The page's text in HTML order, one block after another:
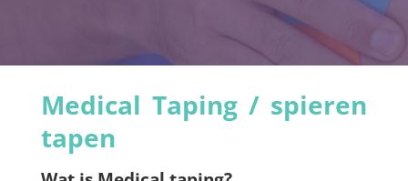
Medical Taping / spieren
tapen